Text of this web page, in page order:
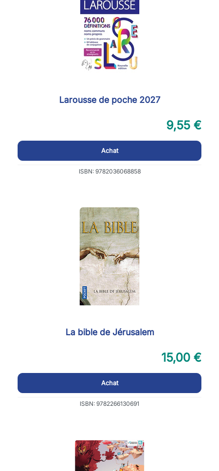
Larousse de poche 2027
9,55 €
Achat
ISBN: 9782036068858
La bible de Jérusalem
15,00 €
Achat
ISBN: 9782266130691